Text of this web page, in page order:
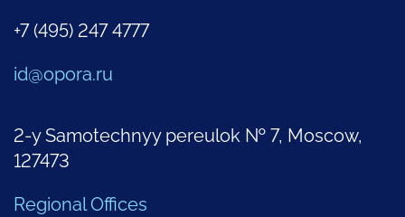
+7 (495) 247 4777
id@opora.ru
2-y Samotechnyy pereulok № 7, Moscow,
127473
Regional Offices